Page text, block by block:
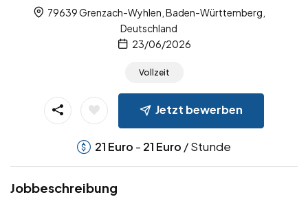
79639 Grenzach-Wyhlen, Baden-Württemberg,
Deutschland
23/06/2026
Vollzeit
Jetzt bewerben
21 Euro - 21 Euro / Stunde
Jobbeschreibung